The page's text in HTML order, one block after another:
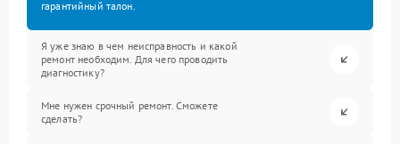
гарантийный талон.
Я уже знаю в чем неисправность и какой
ремонт необходим. Для чего проводить
диагностику?
Мне нужен срочный ремонт. Сможете
сделать?